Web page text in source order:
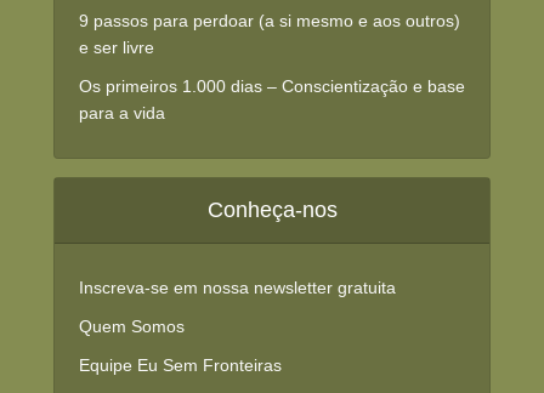
9 passos para perdoar (a si mesmo e aos outros)
e ser livre
Os primeiros 1.000 dias – Conscientização e base
para a vida
Conheça-nos
Inscreva-se em nossa newsletter gratuita
Quem Somos
Equipe Eu Sem Fronteiras